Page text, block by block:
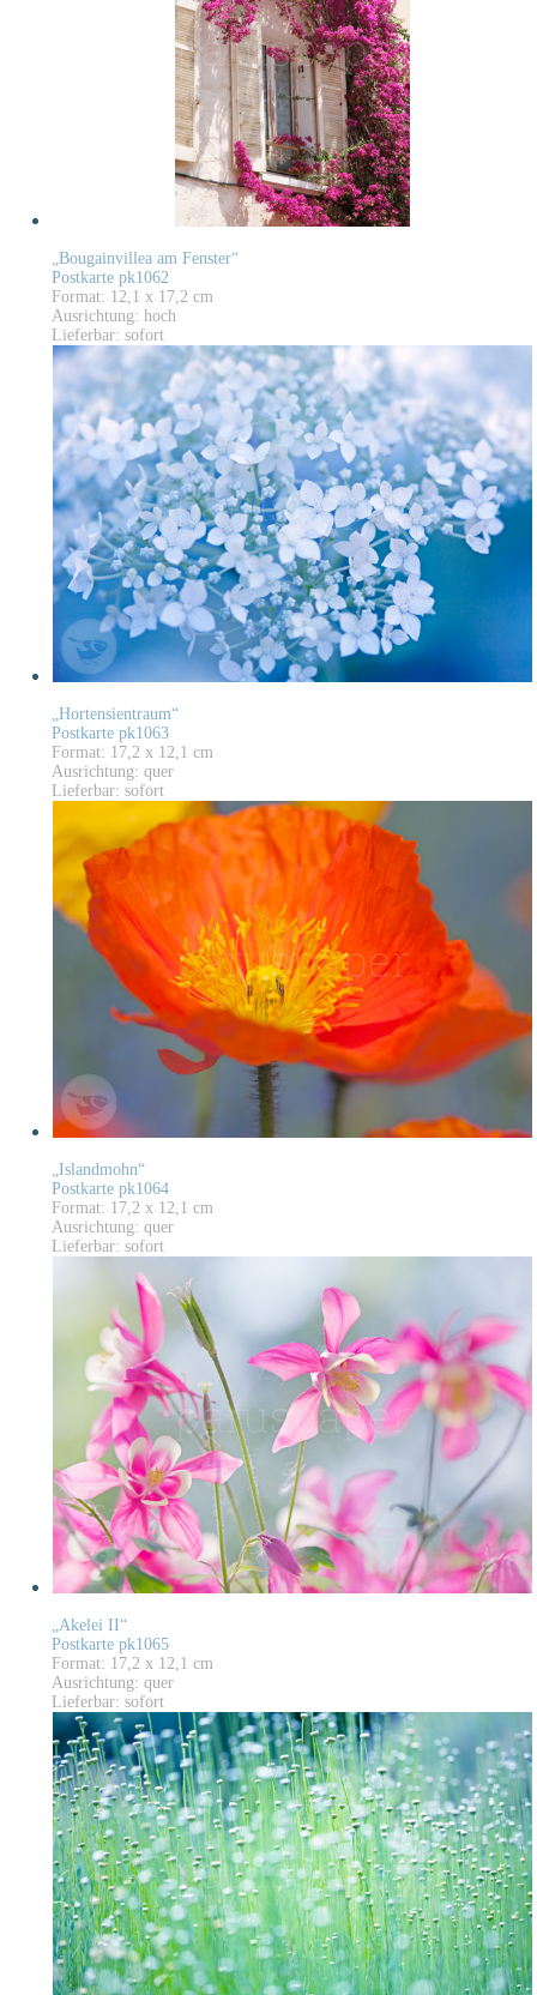
„Bougainvillea am Fenster“
Postkarte pk1062
Format: 12,1 x 17,2 cm
Ausrichtung: hoch
Lieferbar: sofort
„Hortensientraum“
Postkarte pk1063
Format: 17,2 x 12,1 cm
Ausrichtung: quer
Lieferbar: sofort
„Islandmohn“
Postkarte pk1064
Format: 17,2 x 12,1 cm
Ausrichtung: quer
Lieferbar: sofort
„Akelei II“
Postkarte pk1065
Format: 17,2 x 12,1 cm
Ausrichtung: quer
Lieferbar: sofort